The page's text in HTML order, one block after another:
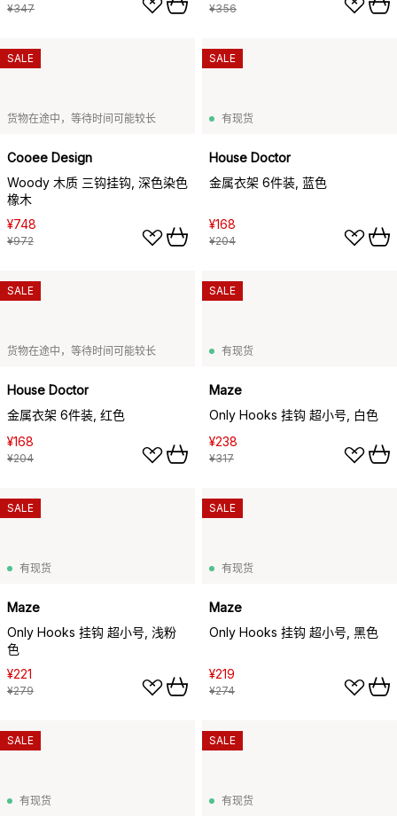
¥347 ¥356
货物在途中，等待时间可能较长
Cooee Design
Woody 木质 三钩挂钩, 深色染色
橡木
¥748
¥972
SALE
有现货
House Doctor
金属衣架 6件装, 蓝色
¥168
¥204
SALE
货物在途中，等待时间可能较长
House Doctor
金属衣架 6件装, 红色
¥168
¥204
SALE
有现货
Maze
Only Hooks 挂钩 超小号, 白色
¥238
¥317
SALE
有现货
Maze
Only Hooks 挂钩 超小号, 浅粉
色
¥221
¥279
SALE
有现货
Maze
Only Hooks 挂钩 超小号, 黑色
¥219
¥274
SALE
有现货
SALE
有现货
SALE